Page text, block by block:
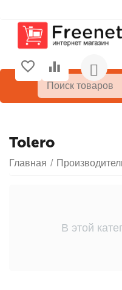
Tolero
Главная /
В этой